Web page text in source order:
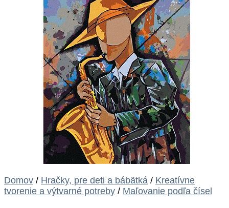
Domov / Hračky, pre deti a bábätká / Kreatívne
tvorenie a výtvarné potreby / Maľovanie podľa čísel